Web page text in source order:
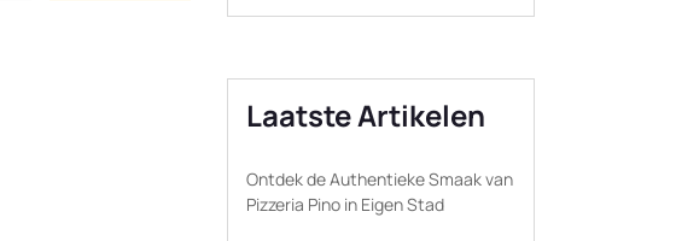
Laatste Artikelen
Ontdek de Authentieke Smaak van
Pizzeria Pino in Eigen Stad